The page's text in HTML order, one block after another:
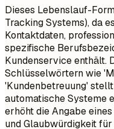
Dieses Lebenslauf-
Tracking Systems), da
Kontaktdaten,
spezifische
Kundenservice enthält.
Schlüsselwörtern wie
'Kundenbetreuung'
automatische Systeme
erhöht die Angabe
und Glaubwürdigkeit